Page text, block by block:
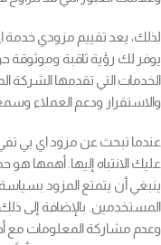
لذلك، يعد تقييم مزودي خدمة
يوفر لك رؤية ثاقبة
الخدمات التي تقدمها الشركة
والاستقرار ودعم العملاء
عندما تبحث عن مزود اي بي
عليك الانتباه إليها. أهمها
ينبغي أن يتمتع المزود
المستخدمين. بالإضافة إلى
وعدم مشاركة المعلومات مع